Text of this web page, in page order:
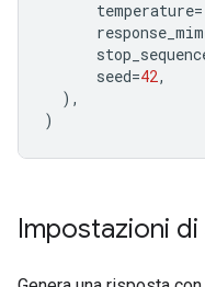
temperature=
seed=42,
),
)
Impostazioni